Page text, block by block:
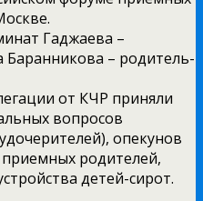
Гаджаева –
– родитель-
от КЧР приняли
вопросов
опекунов
родителей,
детей-сирот.